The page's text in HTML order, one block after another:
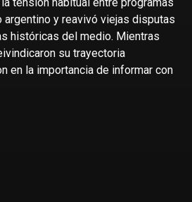
y reavivó viejas disputas
históricas del medio. Mientras
su trayectoria
en la importancia de informar con